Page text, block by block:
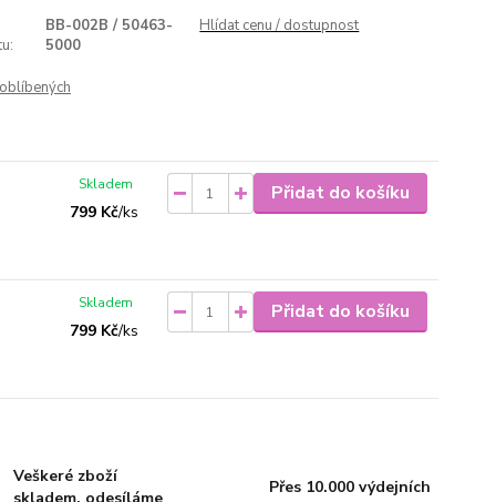
BB-002B / 50463-
5000
Hlídat cenu / dostupnost
799 Kč/ks
Skladem Přidat do košíku
799 Kč/ks
Skladem Přidat do košíku
Veškeré zboží
Přes 10.000 výdejních